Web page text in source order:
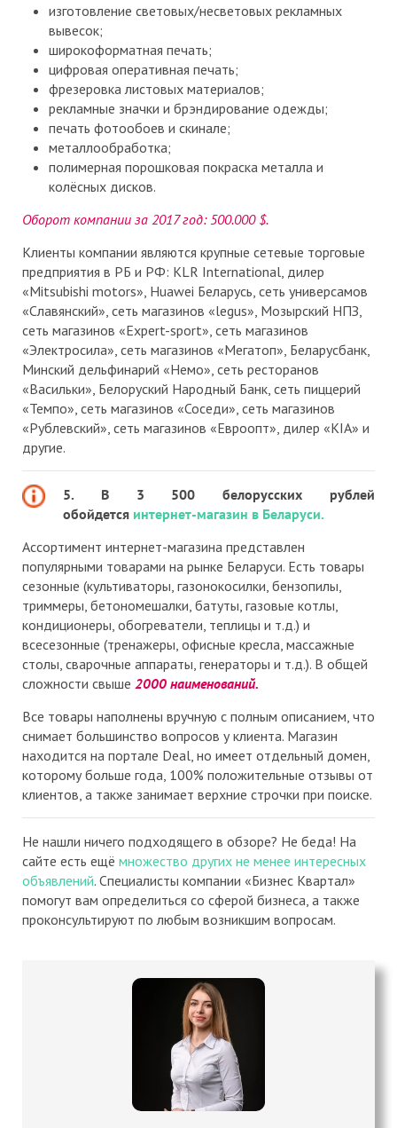
изготовление световых/несветовых рекламных
вывесок;
широкоформатная печать;
цифровая оперативная печать;
фрезеровка листовых материалов;
рекламные значки и брэндирование одежды;
печать фотообоев и скинале;
металлообработка;
полимерная порошковая покраска металла и
колёсных дисков.
Оборот компании за 2017 год: 500.000 $.
Клиенты компании являются крупные сетевые торговые
предприятия в РБ и РФ: KLR International, дилер
«Mitsubishi motors», Huawei Беларусь, сеть универсамов
«Славянский», сеть магазинов «legus», Мозырский НПЗ,
сеть магазинов «Expert-sport», сеть магазинов
«Электросила», сеть магазинов «Мегатоп», Беларусбанк,
Минский дельфинарий «Немо», сеть ресторанов
«Васильки», Белоруский Народный Банк, сеть пиццерий
«Темпо», сеть магазинов «Соседи», сеть магазинов
«Рублевский», сеть магазинов «Евроопт», дилер «KIA» и
другие.
5. В 3 500 белорусских рублей
обойдется интернет-магазин в Беларуси.
Ассортимент интернет-магазина представлен
популярными товарами на рынке Беларуси. Есть товары
сезонные (культиваторы, газонокосилки, бензопилы,
триммеры, бетономешалки, батуты, газовые котлы,
кондиционеры, обогреватели, теплицы и т.д.) и
всесезонные (тренажеры, офисные кресла, массажные
столы, сварочные аппараты, генераторы и т.д.). В общей
сложности свыше 2000 наименований.
Все товары наполнены вручную с полным описанием, что
снимает большинство вопросов у клиента. Магазин
находится на портале Deal, но имеет отдельный домен,
которому больше года, 100% положительные отзывы от
клиентов, а также занимает верхние строчки при поиске.
Не нашли ничего подходящего в обзоре? Не беда! На
сайте есть ещё множество других не менее интересных
объявлений. Специалисты компании «Бизнес Квартал»
помогут вам определиться со сферой бизнеса, а также
проконсультируют по любым возникшим вопросам.